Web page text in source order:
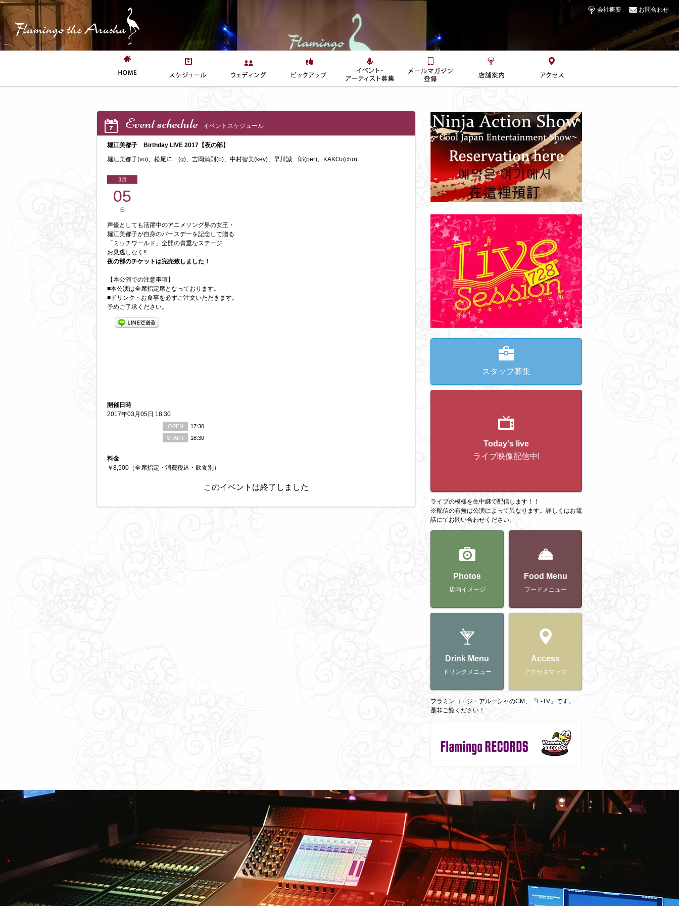
会社概要 お問合わせ
Event schedule イベントスケジュール
堀江美都子 Birthday LIVE 2017【夜の部】
堀江美都子(vo)、松尾洋一(g)、吉岡満則(b)、中村智美(key)、早川誠一郎(per)、KAKO♪(cho)
3月
05
日
声優としても活躍中のアニメソング界の女王・
堀江美都子が自身のバースデーを記念して贈る
「ミッチワールド」全開の貴重なステージ
お見逃しなく!!
夜の部のチケットは完売致しました！
【本公演での注意事項】
■本公演は全席指定席となっております。
■ドリンク・お食事を必ずご注文いただきます。
予めご了承ください。
開催日時
2017年03月05日 18:30
OPEN
17:30
START
18:30
料金
￥8,500（全席指定・消費税込・飲食別）
このイベントは終了しました
スタッフ募集
Today's live
ライブ映像配信中!
ライブの模様を生中継で配信します！！
※配信の有無は公演によって異なります。詳しくはお電
話にてお問い合わせください。
Photos
店内イメージ
Food Menu
フードメニュー
Drink Menu
ドリンクメニュー
Access
アクセスマップ
フラミンゴ・ジ・アルーシャのCM、『F-TV』です。
是非ご覧ください！